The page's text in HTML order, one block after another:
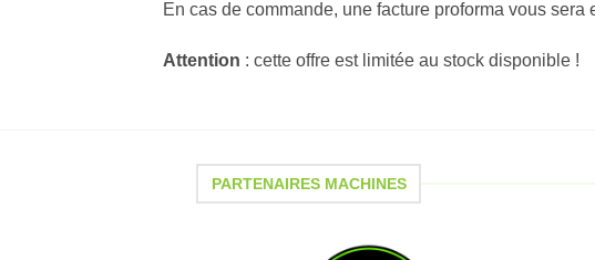
En cas de commande, une facture proforma vous sera
Attention : cette offre est limitée au stock disponible !
PARTENAIRES MACHINES